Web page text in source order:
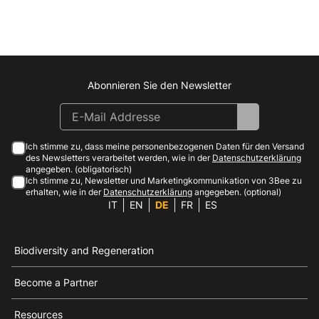
Instagram
Facebook
Linkedin
Youtube
Abonnieren Sie den Newsletter
Ich stimme zu, dass meine personenbezogenen Daten für den Versand
des Newsletters verarbeitet werden, wie in der Datenschutzerklärung
angegeben. (obligatorisch)
Ich stimme zu, Newsletter und Marketingkommunikation von 3Bee zu
erhalten, wie in der Datenschutzerklärung angegeben. (optional)
IT EN DE FR ES
Biodiversity and Regeneration
Become a Partner
Resources